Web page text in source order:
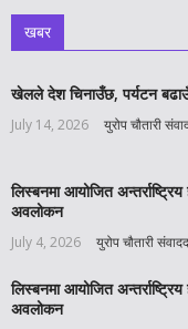
खबर
खेलले देश चिनाउँछ, पर्यटन
July 14, 2026 युरोप चौतारी
लिस्बनमा आयोजित
अवलोकन
July 4, 2026 युरोप चौतारी
लिस्बनमा आयोजित
अवलोकन